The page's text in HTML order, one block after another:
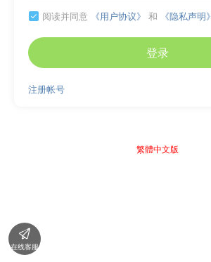
 阅读并同意 《用户协议》 和 《隐私声明》
登录
注册帐号
繁體中文版

在线客服